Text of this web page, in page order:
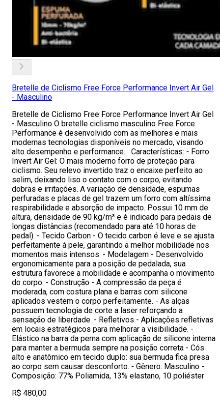
Bretelle de Ciclismo Free Force Performance Invert Air Gel
- Masculino
Bretelle de Ciclismo Free Force Performance Invert Air Gel
- Masculino O bretelle ciclismo masculino Free Force
Performance é desenvolvido com as melhores e mais
modernas tecnologias disponíveis no mercado, visando
alto desempenho e performance. Características: - Forro
Invert Air Gel: O mais moderno forro de proteção para
ciclismo. Seu relevo invertido traz o encaixe perfeito ao
selim, deixando liso o contato com o corpo, evitando
dobras e irritações. A variação de densidade, espumas
perfuradas e placas de gel trazem um forro com altíssima
respirabilidade e absorção de impacto. Possui 10 mm de
altura, densidade de 90 kg/m³ e é indicado para pedais de
longas distâncias (recomendado para até 10 horas de
pedal). - Tecido Carbon - O tecido carbon é leve e se ajusta
perfeitamente à pele, garantindo a melhor mobilidade nos
momentos mais intensos. - Modelagem - Desenvolvido
ergonomicamente para a posição de pedalada, sua
estrutura favorece a mobilidade e acompanha o movimento
do corpo. - Construção - A compressão da peça é
moderada, com costura plana e barras com silicone
aplicados vestem o corpo perfeitamente. - As alças
possuem tecnologia de corte a laser reforçando a
sensação de liberdade. - Refletivos - Aplicações refletivas
em locais estratégicos para melhorar a visibilidade. -
Elástico na barra da perna com aplicação de silicone interna
para manter a bermuda sempre na posição correta - Cós
alto e anatômico em tecido duplo: sua bermuda fica presa
ao corpo sem causar desconforto. - Gênero: Masculino -
Composição: 77% Poliamida, 13% elastano, 10 poliéster
R$ 480,00